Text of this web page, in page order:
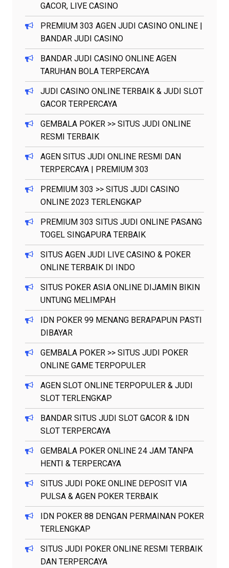
GACOR, LIVE CASINO
PREMIUM 303 AGEN JUDI CASINO ONLINE |
BANDAR JUDI CASINO
BANDAR JUDI CASINO ONLINE AGEN
TARUHAN BOLA TERPERCAYA
JUDI CASINO ONLINE TERBAIK & JUDI SLOT
GACOR TERPERCAYA
GEMBALA POKER >> SITUS JUDI ONLINE
RESMI TERBAIK
AGEN SITUS JUDI ONLINE RESMI DAN
TERPERCAYA | PREMIUM 303
PREMIUM 303 >> SITUS JUDI CASINO
ONLINE 2023 TERLENGKAP
PREMIUM 303 SITUS JUDI ONLINE PASANG
TOGEL SINGAPURA TERBAIK
SITUS AGEN JUDI LIVE CASINO & POKER
ONLINE TERBAIK DI INDO
SITUS POKER ASIA ONLINE DIJAMIN BIKIN
UNTUNG MELIMPAH
IDN POKER 99 MENANG BERAPAPUN PASTI
DIBAYAR
GEMBALA POKER >> SITUS JUDI POKER
ONLINE GAME TERPOPULER
AGEN SLOT ONLINE TERPOPULER & JUDI
SLOT TERLENGKAP
BANDAR SITUS JUDI SLOT GACOR & IDN
SLOT TERPERCAYA
GEMBALA POKER ONLINE 24 JAM TANPA
HENTI & TERPERCAYA
SITUS JUDI POKE ONLINE DEPOSIT VIA
PULSA & AGEN POKER TERBAIK
IDN POKER 88 DENGAN PERMAINAN POKER
TERLENGKAP
SITUS JUDI POKER ONLINE RESMI TERBAIK
DAN TERPERCAYA